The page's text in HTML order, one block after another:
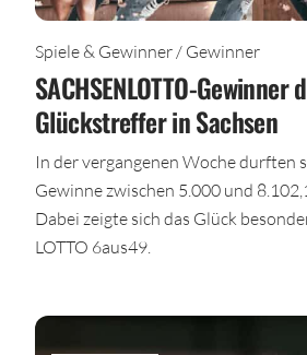
Spiele & Gewinner / Gewinner
SACHSENLOTTO-Gewinner
Glückstreffer in Sachsen
In der vergangenen Woche durften
Gewinne zwischen 5.000 und
Dabei zeigte sich das Glück
LOTTO 6aus49.